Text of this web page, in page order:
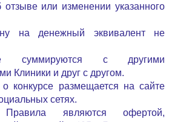
отзыве или изменении указанного
на денежный эквивалент не
суммируются с другими
Клиники и друг с другом.
конкурсе размещается на сайте
сетях.
Правила являются офертой,